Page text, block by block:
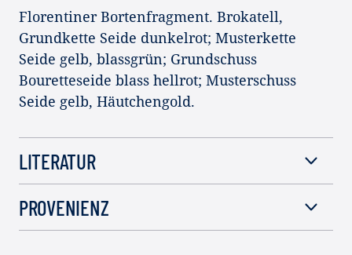
Florentiner Bortenfragment. Brokatell,
Grundkette Seide dunkelrot; Musterkette
Seide gelb, blassgrün; Grundschuss
Bouretteseide blass hellrot; Musterschuss
Seide gelb, Häutchengold.
LITERATUR
PROVENIENZ